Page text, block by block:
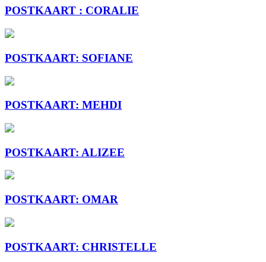
POSTKAART : CORALIE
POSTKAART: SOFIANE
POSTKAART: MEHDI
POSTKAART: ALIZEE
POSTKAART: OMAR
POSTKAART: CHRISTELLE